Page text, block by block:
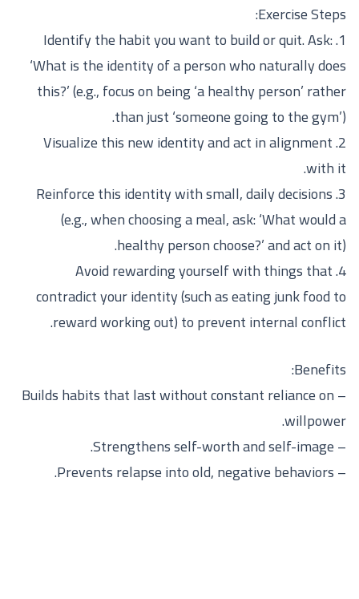
Exercise Steps:
1. Identify the habit you want to build or quit. Ask:
‘What is the identity of a person who naturally does
this?’ (e.g., focus on being ‘a healthy person’ rather
than just ‘someone going to the gym’).
2. Visualize this new identity and act in alignment
with it.
3. Reinforce this identity with small, daily decisions
(e.g., when choosing a meal, ask: ‘What would a
healthy person choose?’ and act on it).
4. Avoid rewarding yourself with things that
contradict your identity (such as eating junk food to
reward working out) to prevent internal conflict.
Benefits:
– Builds habits that last without constant reliance on
willpower.
– Strengthens self-worth and self-image.
– Prevents relapse into old, negative behaviors.